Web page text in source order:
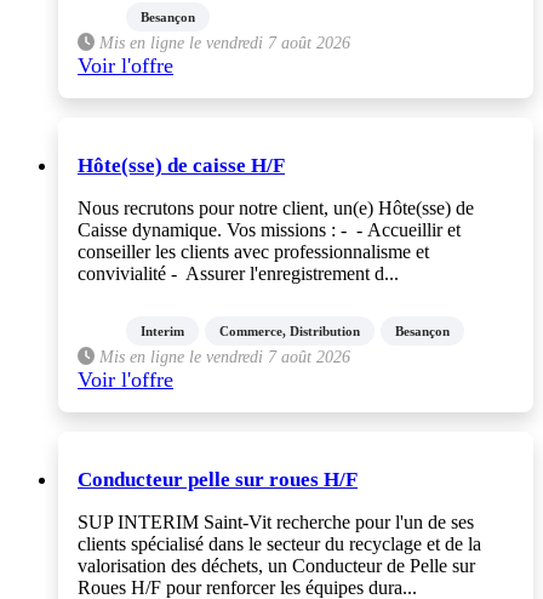
Besançon
Mis en ligne le vendredi 7 août 2026
Voir l'offre
Hôte(sse) de caisse H/F
Nous recrutons pour notre client, un(e) Hôte(sse) de
Caisse dynamique. Vos missions : - - Accueillir et
conseiller les clients avec professionnalisme et
convivialité - Assurer l'enregistrement d...
Interim Commerce, Distribution Besançon
Mis en ligne le vendredi 7 août 2026
Voir l'offre
Conducteur pelle sur roues H/F
SUP INTERIM Saint-Vit recherche pour l'un de ses
clients spécialisé dans le secteur du recyclage et de la
valorisation des déchets, un Conducteur de Pelle sur
Roues H/F pour renforcer les équipes dura...